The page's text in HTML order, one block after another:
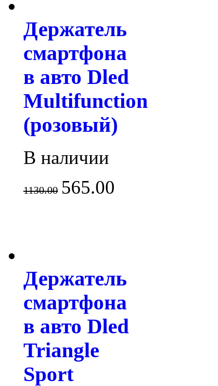
Держатель
смартфона
в авто Dled
Multifunction
(розовый)
В наличии
1130.00 565.00
Держатель
смартфона
в авто Dled
Triangle
Sport